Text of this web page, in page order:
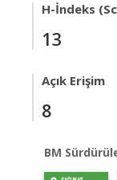
H-İndeks
13
Açık Erişim
8
BM